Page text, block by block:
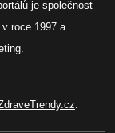
je společnost
roce 1997 a
.